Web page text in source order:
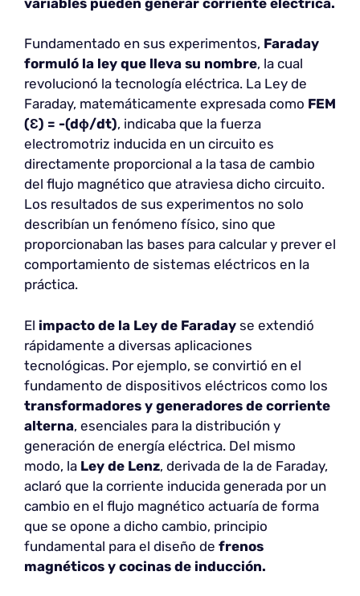
Fundamentado en sus experimentos, Faraday
formuló la ley que lleva su nombre, la cual
revolucionó la tecnología eléctrica. La Ley de
Faraday, matemáticamente expresada como FEM
(Ɛ) = -(dϕ/dt), indicaba que la fuerza
electromotriz inducida en un circuito es
directamente proporcional a la tasa de cambio
del flujo magnético que atraviesa dicho circuito.
Los resultados de sus experimentos no solo
describían un fenómeno físico, sino que
proporcionaban las bases para calcular y prever el
comportamiento de sistemas eléctricos en la
práctica.
El impacto de la Ley de Faraday se extendió
rápidamente a diversas aplicaciones
tecnológicas. Por ejemplo, se convirtió en el
fundamento de dispositivos eléctricos como los
transformadores y generadores de corriente
alterna, esenciales para la distribución y
generación de energía eléctrica. Del mismo
modo, la Ley de Lenz, derivada de la de Faraday,
aclaró que la corriente inducida generada por un
cambio en el flujo magnético actuaría de forma
que se opone a dicho cambio, principio
fundamental para el diseño de frenos
magnéticos y cocinas de inducción.